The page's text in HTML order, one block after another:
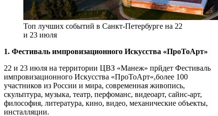
Топ лучших событий в Санкт-Петербурге на 22
и 23 июля
1. Фестиваль импровизационного Искусства «ПроТоАрт»
22 и 23 июля на территории ЦВЗ «Манеж» прйдет Фестиваль
импровизационного Искусства «ПроТоАрт«,более 100
участников из России и мира, современная живопись,
скульптура, музыка, театр, перфоманс, видеоарт, сайнс-арт,
философия, литература, кино, видео, механические объекты,
инсталляции.